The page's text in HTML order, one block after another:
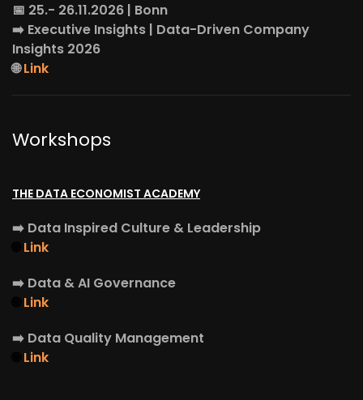
📅 25.- 26.11.2026 | Bonn
➡️ Executive Insights | Data-Driven Company
Insights 2026
🌐Link
Workshops
THE DATA ECONOMIST ACADEMY
➡️ Data Inspired Culture & Leadership
Link
➡️ Data & AI Governance
Link
➡️ Data Quality Management
Link